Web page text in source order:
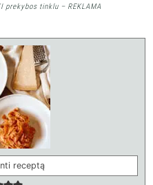
prekybos tinklu – REKLAMA
receptą